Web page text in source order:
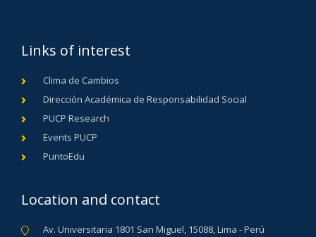
Links of interest
Clima de Cambios
Dirección Académica de Responsabilidad Social
PUCP Research
Events PUCP
PuntoEdu
Location and contact
Av. Universitaria 1801 San Miguel, 15088, Lima - Perú